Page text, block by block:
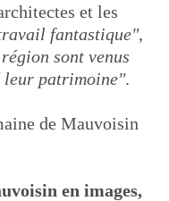
et les
fantastique",
sont venus
leur patrimoine".
de Mauvoisin
en images,